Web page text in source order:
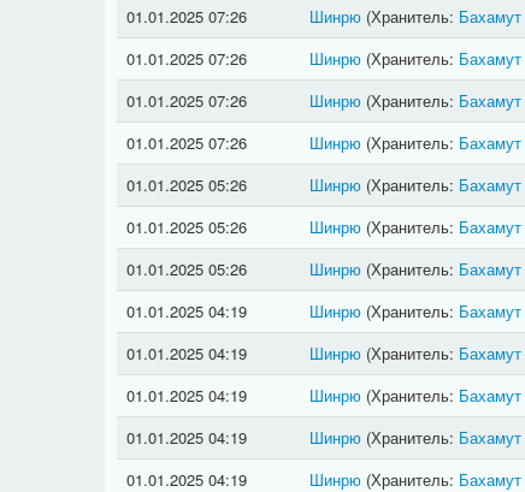
01.01.2025 07:26
Шинрю(Хранитель: Бахамут
01.01.2025 07:26
Шинрю(Хранитель: Бахамут
01.01.2025 07:26
Шинрю(Хранитель: Бахамут
01.01.2025 07:26
Шинрю(Хранитель: Бахамут
01.01.2025 05:26
Шинрю(Хранитель: Бахамут
01.01.2025 05:26
Шинрю(Хранитель: Бахамут
01.01.2025 05:26
Шинрю(Хранитель: Бахамут
01.01.2025 04:19
Шинрю(Хранитель: Бахамут
01.01.2025 04:19
Шинрю(Хранитель: Бахамут
01.01.2025 04:19
Шинрю(Хранитель: Бахамут
01.01.2025 04:19
Шинрю(Хранитель: Бахамут
01.01.2025 04:19
Шинрю(Хранитель: Бахамут